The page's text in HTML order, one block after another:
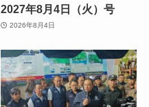
2027年8月4日（火）号
2026年8月4日